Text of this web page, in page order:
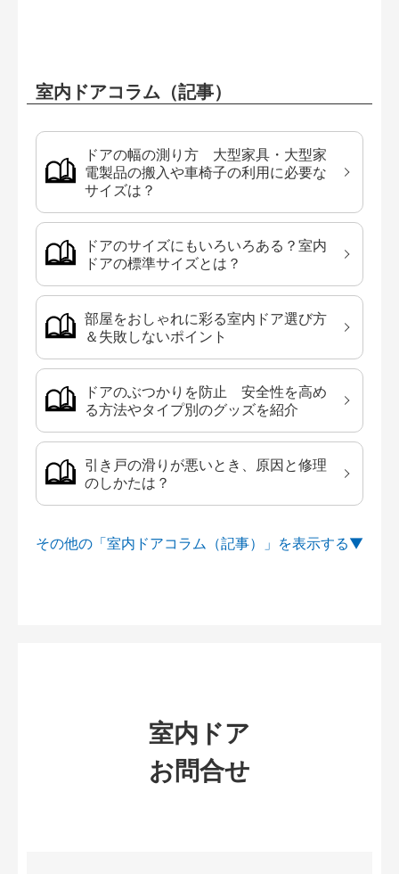
室内ドアコラム（記事）
ドアの幅の測り方 大型家具・大型家
電製品の搬入や車椅子の利用に必要な
サイズは？
ドアのサイズにもいろいろある？室内
ドアの標準サイズとは？
部屋をおしゃれに彩る室内ドア選び方
＆失敗しないポイント
ドアのぶつかりを防止 安全性を高め
る方法やタイプ別のグッズを紹介
引き戸の滑りが悪いとき、原因と修理
のしかたは？
その他の「室内ドアコラム（記事）」を
室内ドア
お問合せ